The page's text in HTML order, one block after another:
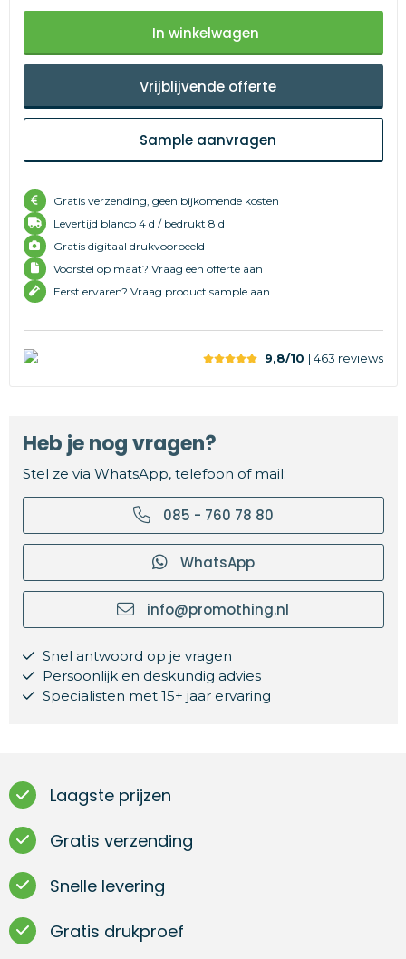
In winkelwagen
Vrijblijvende offerte
Sample aanvragen
Gratis verzending, geen bijkomende kosten
Levertijd blanco 4 d / bedrukt 8 d
Gratis digitaal drukvoorbeeld
Voorstel op maat? Vraag een offerte aan
Eerst ervaren? Vraag product sample aan
9,8/10 | 463 reviews
Heb je nog vragen?
Stel ze via WhatsApp, telefoon of mail:
085 - 760 78 80
WhatsApp
info@promothing.nl
Snel antwoord op je vragen
Persoonlijk en deskundig advies
Specialisten met 15+ jaar ervaring
Laagste prijzen
Gratis verzending
Snelle levering
Gratis drukproef